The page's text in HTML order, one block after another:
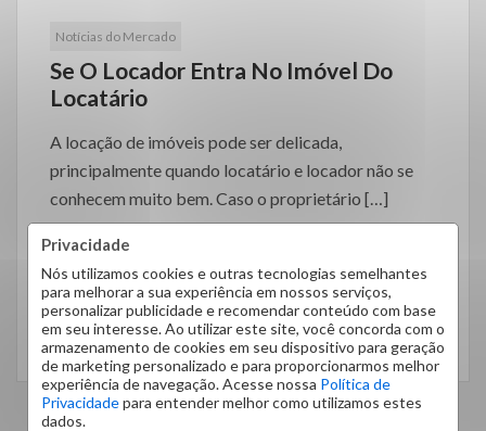
Privacidade
Nós utilizamos cookies e outras tecnologias semelhantes
para melhorar a sua experiência em nossos serviços,
personalizar publicidade e recomendar conteúdo com base
em seu interesse. Ao utilizar este site, você concorda com o
armazenamento de cookies em seu dispositivo para geração
de marketing personalizado e para proporcionarmos melhor
experiência de navegação. Acesse nossa Política de
Privacidadepara entender melhor como utilizamos estes
dados.
Notícias do Mercado
Se O Locador Entra No Imóvel Do
Locatário
A locação de imóveis pode ser delicada,
principalmente quando locatário e locador não se
conhecem muito bem. Caso o proprietário […]
LEIA MAIS